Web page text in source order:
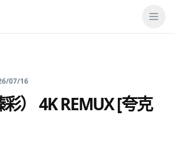
07/16
） 4K REMUX [夸克